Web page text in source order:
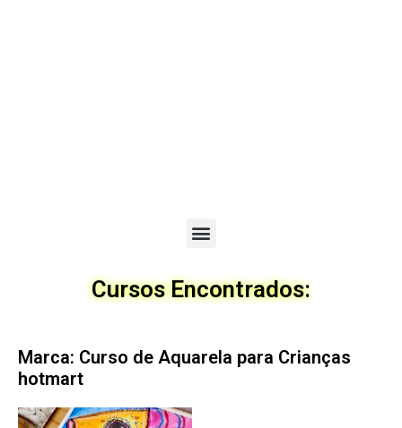
Menu
Cursos Encontrados:
Marca: Curso de Aquarela para Crianças
hotmart